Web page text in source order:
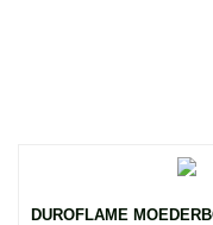
DUROFLAME